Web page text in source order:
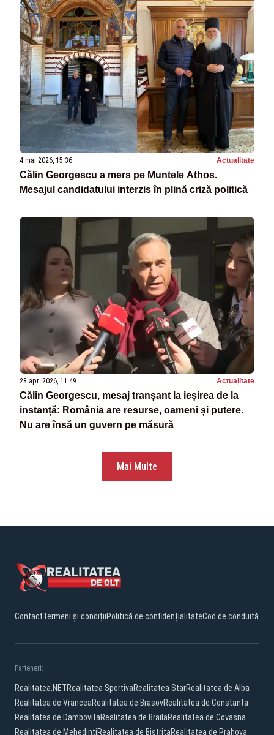
4 mai 2026, 15:36 Actualitate
Călin Georgescu a mers pe Muntele Athos.
Mesajul candidatului interzis în plină criză politică
28 apr. 2026, 11:49 Actualitate
Călin Georgescu, mesaj tranșant la ieșirea de la
instanță: România are resurse, oameni și putere.
Nu are însă un guvern pe măsură
Mai Multe
ContactTermeni și condițiiPolitică de confidențialitateCod de conduită
Parteneri:
Realitatea.NETRealitatea SportivaRealitatea StarRealitatea de Alba
Realitatea de VranceaRealitatea de BrasovRealitatea de Constanta
Realitatea de DambovitaRealitatea de BrailaRealitatea de Covasna
Realitatea de MehedintiRealitatea de BistritaRealitatea de Prahova